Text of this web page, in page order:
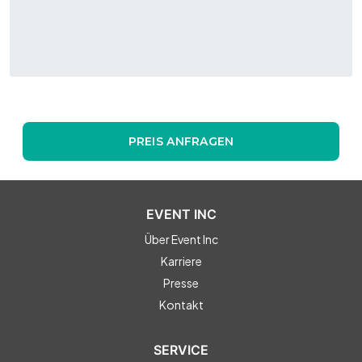
PREIS ANFRAGEN
EVENT INC
Über Event Inc
Karriere
Presse
Kontakt
SERVICE